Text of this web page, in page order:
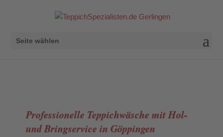
Seite wählen
Professionelle Teppichwäsche mit Hol-
und Bringservice in Göppingen